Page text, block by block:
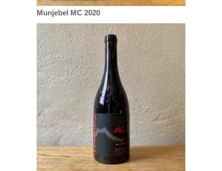
Munjebel MC 2020